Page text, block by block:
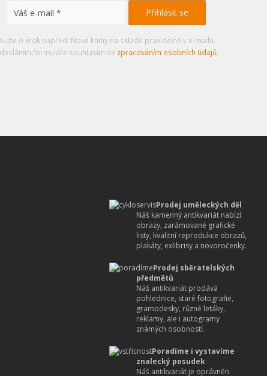
o krok napřed! Nové knihy na skladě pravidelně v e-mailu.
formuláře souhlasím se zpracováním osobních údajů.
Prodej uměleckých děl
Náš kamenný antikvariát nabízí
obrazy, zarámované grafické
listy, kvalitní reprodukce obrazů,
plakáty, exlibrisy a novoročenky.
Prodej sběratelských
předmětů
Náš antikvariát prodává
pohlednice, staré fotografie,
gramodesky, různé letáky,
reklamy, ale i autogramy
známých osobností.
Poradíme i vystavíme
znalecký posudek
Náš antikvariát je oprávněn